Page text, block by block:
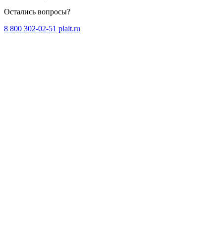
Остались вопросы?
8 800 302-02-51 plait.ru